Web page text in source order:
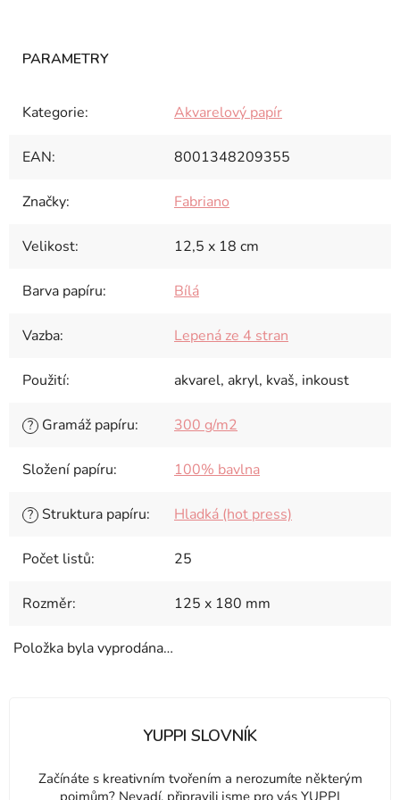
Kategorie: Akvarelový papír
EAN: 8001348209355
Značky: Fabriano
Velikost: 12,5 x 18 cm
Barva papíru: Bílá
Vazba: Lepená ze 4 stran
Použití: akvarel, akryl, kvaš, inkoust
? Gramáž papíru: 300 g/m2
Složení papíru: 100% bavlna
? Struktura papíru: Hladká (hot press)
Počet listů: 25
Rozměr: 125 x 180 mm
Položka byla vyprodána…
YUPPI SLOVNÍK
Začínáte s kreativním tvořením a nerozumíte některým
pojmům? Nevadí, připravili jsme pro vás YUPPI